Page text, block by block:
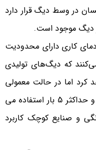
در وسط دیگ قرار دارد
دیگ موجود است.
کاری دارای محدودیت
که دیگ‌های تولیدی
تحمل خواهد کرد اما در حالت معمولی
این نوع دیگ ها برای فشارهای پایین و حداکثر 5 بار استفاده می
و صنایع کوچک کاربرد